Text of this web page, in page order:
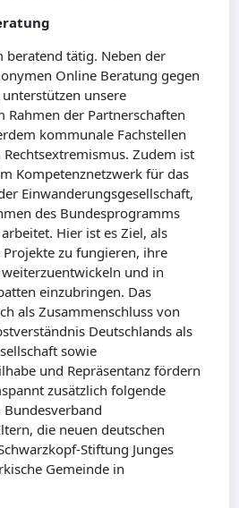
beratend tätig. Neben der
Online Beratung gegen
unsere
der Partnerschaften
kommunale Fachstellen
Zudem ist
Kompetenznetzwerk für das
Einwanderungsgesellschaft,
des Bundesprogramms
Hier ist es Ziel, als
zu fungieren, ihre
und in
einzubringen. Das
als Zusammenschluss von
Deutschlands als
sowie
und Repräsentanz fördern
zusätzlich folgende
die neuen deutschen
Stiftung Junges
Gemeinde in